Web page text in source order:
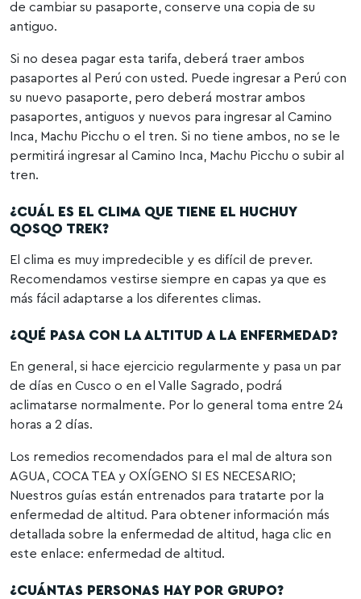
de cambiar su pasaporte, conserve una copia de su
antiguo.
Si no desea pagar esta tarifa, deberá traer ambos
pasaportes al Perú con usted. Puede ingresar a Perú con
su nuevo pasaporte, pero deberá mostrar ambos
pasaportes, antiguos y nuevos para ingresar al Camino
Inca, Machu Picchu o el tren. Si no tiene ambos, no se le
permitirá ingresar al Camino Inca, Machu Picchu o subir al
tren.
¿CUÁL ES EL CLIMA QUE TIENE EL HUCHUY
QOSQO TREK?
El clima es muy impredecible y es difícil de prever.
Recomendamos vestirse siempre en capas ya que es
más fácil adaptarse a los diferentes climas.
¿QUÉ PASA CON LA ALTITUD A LA ENFERMEDAD?
En general, si hace ejercicio regularmente y pasa un par
de días en Cusco o en el Valle Sagrado, podrá
aclimatarse normalmente. Por lo general toma entre 24
horas a 2 días.
Los remedios recomendados para el mal de altura son
AGUA, COCA TEA y OXÍGENO SI ES NECESARIO;
Nuestros guías están entrenados para tratarte por la
enfermedad de altitud. Para obtener información más
detallada sobre la enfermedad de altitud, haga clic en
este enlace: enfermedad de altitud.
¿CUÁNTAS PERSONAS HAY POR GRUPO?